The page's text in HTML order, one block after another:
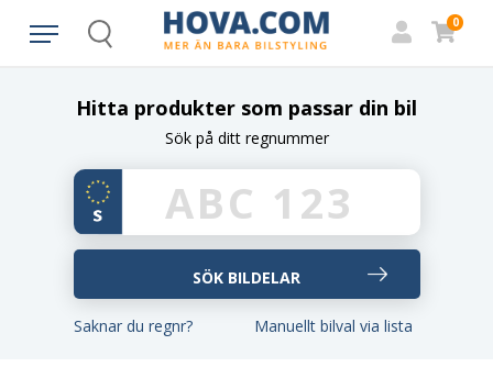
Search
0
Hitta produkter som passar din bil
Sök på ditt regnummer
Saknar du regnr? Manuellt bilval via lista